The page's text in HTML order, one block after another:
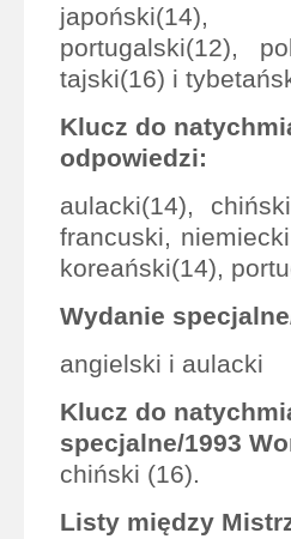
japoński(14),
portugalski(12),
tajski(16) i
Klucz do
odpowiedzi:
aulacki(14),
francuski,
koreański(14),
Wydanie
angielski i aulacki
Klucz do
specjalne/1993
chiński (16).
Listy między